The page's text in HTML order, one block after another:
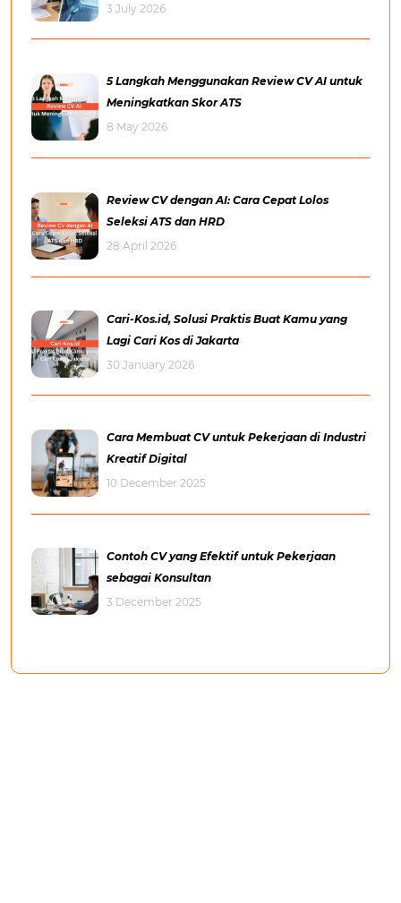
3 July 2026
5 Langkah Menggunakan Review CV AI untuk
Meningkatkan Skor ATS
8 May 2026
Review CV dengan AI: Cara Cepat Lolos
Seleksi ATS dan HRD
28 April 2026
Cari-Kos.id, Solusi Praktis Buat Kamu yang
Lagi Cari Kos di Jakarta
30 January 2026
Cara Membuat CV untuk Pekerjaan di Industri
Kreatif Digital
10 December 2025
Contoh CV yang Efektif untuk Pekerjaan
sebagai Konsultan
3 December 2025